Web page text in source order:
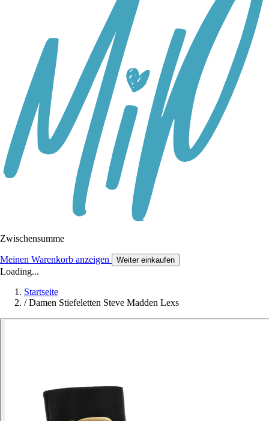
Zwischensumme
Meinen Warenkorb anzeigen Weiter einkaufen
Loading...
Startseite
/ Damen Stiefeletten Steve Madden Lexs